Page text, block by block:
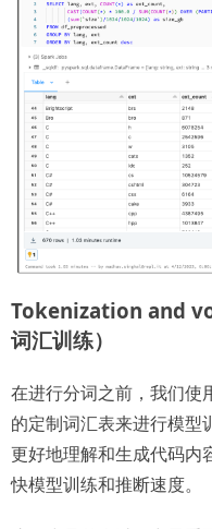
Tokenization and
词汇训练）
在进行分词之前，我们使
的定制词汇表来进行模型
更好地理解和生成代码内
快模型训练和推断速度。